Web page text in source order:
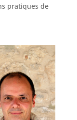
pratiques de